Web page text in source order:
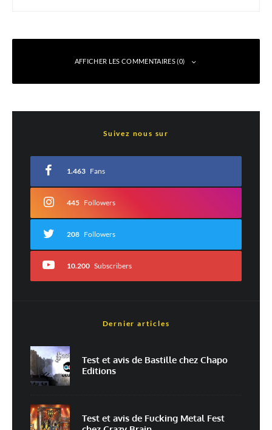
AFFICHER LES COMMENTAIRES (0)
*
Commentaire*
E-mail*
Suivez nous sur
1.463 Fans
445 Followers
208 Followers
10.200 Subscribers
Dernier articles
Test et avis de Bastille chez Chapo
Editions
Test et avis de Fucking Metal Fest